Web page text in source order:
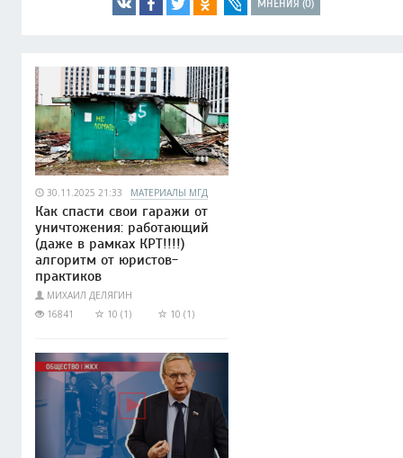
МНЕНИЯ (0)
30.11.2025 21:33 МАТЕРИАЛЫ МГД
Как спасти свои гаражи от
уничтожения: работающий
(даже в рамках КРТ!!!!)
алгоритм от юристов-
практиков
МИХАИЛ ДЕЛЯГИН
16841
10 (1) 10 (1)